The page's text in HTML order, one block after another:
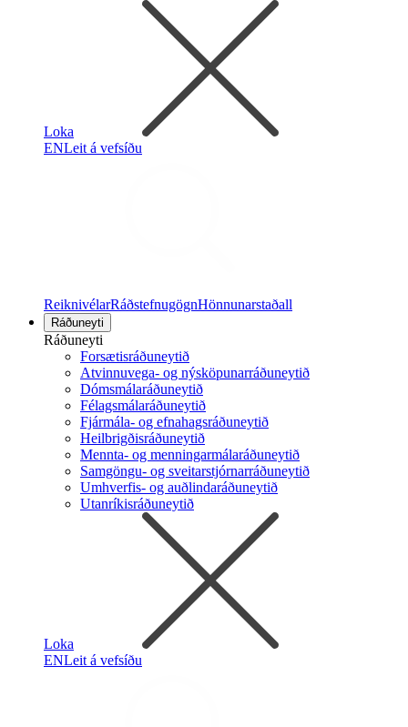
Loka
ENLeit á vefsíðu
ReiknivélarRáðstefnugögnHönnunarstaðall
Ráðuneyti
Ráðuneyti
Forsætisráðuneytið
Atvinnuvega- og nýsköpunarráðuneytið
Dómsmálaráðuneytið
Félagsmálaráðuneytið
Fjármála- og efnahagsráðuneytið
Heilbrigðisráðuneytið
Mennta- og menningarmálaráðuneytið
Samgöngu- og sveitarstjórnarráðuneytið
Umhverfis- og auðlindaráðuneytið
Utanríkisráðuneytið
Loka
ENLeit á vefsíðu